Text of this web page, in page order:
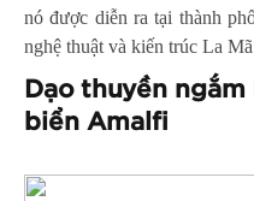
nó được diễn ra tại thành
nghệ thuật và kiến trúc La
Dạo thuyền
biển Amalfi